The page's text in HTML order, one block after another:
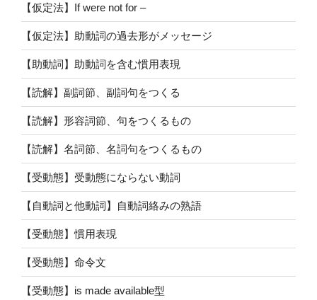
【仮定法】If were not for –
【仮定法】助動詞の過去形がメッセージ
【助動詞】助動詞を含む慣用表現
【読解】副詞節、副詞句をつくる
【読解】形容詞節、句をつくるもの
【読解】名詞節、名詞句をつくるもの
【受動態】受動態にならない動詞
【自動詞と他動詞】自動詞絡みの熟語
【受動態】慣用表現
【受動態】命令文
【受動態】is made available型